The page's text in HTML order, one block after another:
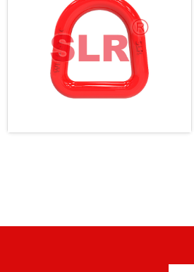
SLR036 80级锻造D型
环